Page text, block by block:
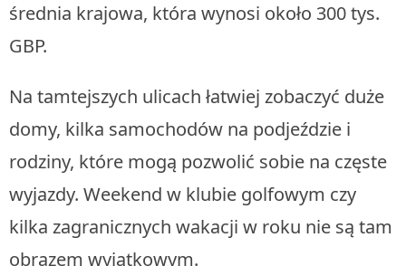
średnia krajowa, która wynosi około 300 tys.
GBP.
Na tamtejszych ulicach łatwiej zobaczyć duże
domy, kilka samochodów na podjeździe i
rodziny, które mogą pozwolić sobie na częste
wyjazdy. Weekend w klubie golfowym czy
kilka zagranicznych wakacji w roku nie są tam
obrazem wyjątkowym.